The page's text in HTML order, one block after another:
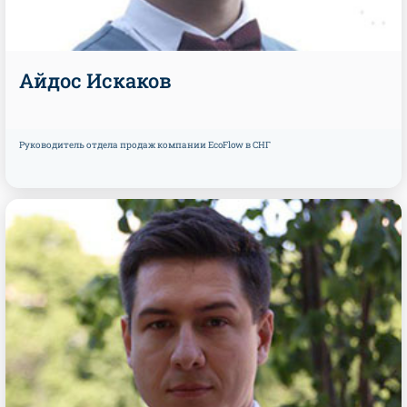
Айдос Искаков
Руководитель отдела продаж компании EcoFlow в СНГ